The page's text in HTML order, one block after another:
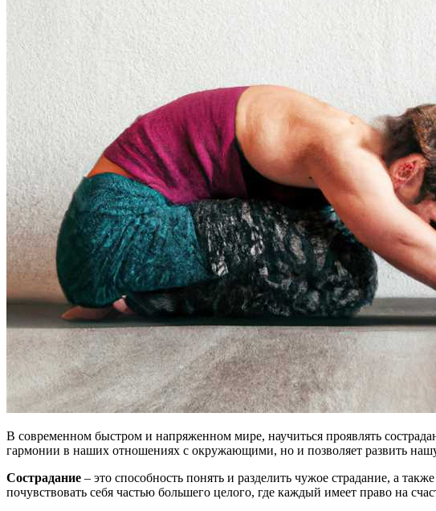
В современном быстром и напряженном мире, научиться проявлять
гармонии в наших отношениях с окружающими, но и позволяет развить
Сострадание – это способность понять и разделить чужое страдание, а
почувствовать себя частью большего целого, где каждый имеет право на